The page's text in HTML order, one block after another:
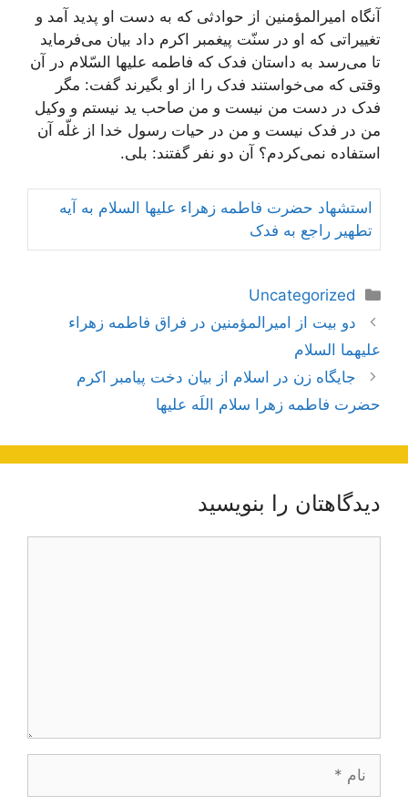
آنگاه اميرالمؤمنين از حوادثى که به دست او پديد آمد و
تغييراتى که او در سنّت پيغمبر اکرم داد بيان مى‌فرمايد
تا مى‌رسد به داستان فدک که فاطمه عليها‌ السّلام در آن
وقتى که مى‌خواستند فدک را از او بگيرند گفت: مگر
فدک در دست من نيست و من صاحب يد نيستم و وکيل
من در فدک نيست و من در حيات رسول خدا از غلّه آن
استفاده نمى‌کردم؟ آن دو نفر گفتند: بلى.
استشهاد حضرت فاطمه زهراء علیها السلام به آيه
تطهير راجع به فدک‌
دسته‌ها
Uncategorized
ناوبری
نوشته‌ها
دو بیت از امیرالمؤمنین در فراق فاطمه زهراء
علیهما السلام
جايگاه زن در اسلام از بيان دخت پيامبر اكرم
حضرت فاطمه زهرا سلام اللَه عليها
دیدگاهتان را بنویسید